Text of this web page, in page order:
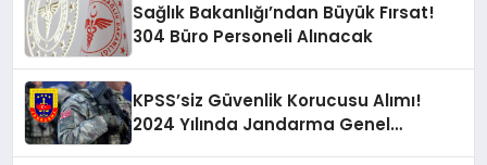
Sağlık Bakanlığı’ndan Büyük Fırsat!
304 Büro Personeli Alınacak
KPSS’siz Güvenlik Korucusu Alımı!
2024 Yılında Jandarma Genel